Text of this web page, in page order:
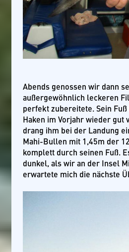
Abends genossen wir dann
außergewöhnlich leckeren
perfekt zubereitete. Sein
Haken im Vorjahr wieder gut
drang ihm bei der Landung
Mahi-Bullen mit 1,45m der
komplett durch seinen Fuß.
dunkel, als wir an der Insel
erwartete mich die nächste